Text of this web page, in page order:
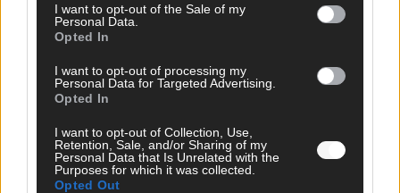
I want to opt-out of the Sale of my
Personal Data.
Opted In
I want to opt-out of processing my
Personal Data for Targeted Advertising.
Opted In
I want to opt-out of Collection, Use,
Retention, Sale, and/or Sharing of my
Personal Data that Is Unrelated with the
Purposes for which it was collected.
Opted Out
KOMMENTAR